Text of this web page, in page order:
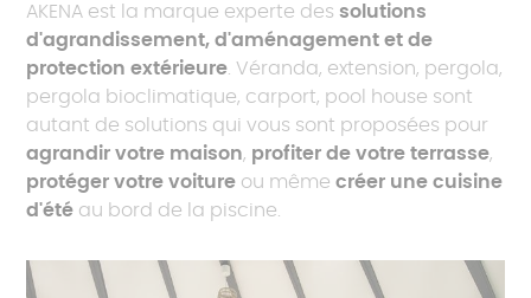
AKENA est la marque experte dessolutions
d'agrandissement, d'aménagement et de
protection extérieure . Véranda, extension, pergola,
pergola bioclimatique, carport, pool house sont
autant de solutions qui vous sont proposées pour
agrandir votre maison, profiter de votre terrasse,
protéger votre voiture ou mêmecréer une cuisine
d'été au bord de la piscine.